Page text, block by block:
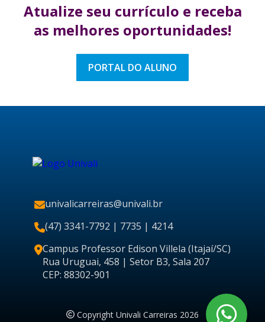
Atualize seu currículo e receba
as melhores oportunidades!
PORTAL DO ALUNO
univalicarreiras@univali.br
(47) 3341-7792 | 7735 | 4214
Campus Professor Edison Villela (Itajaí/SC)
Rua Uruguai, 458 | Setor B3, Sala 207
CEP: 88302-901
Copyright Univali Carreiras 2026